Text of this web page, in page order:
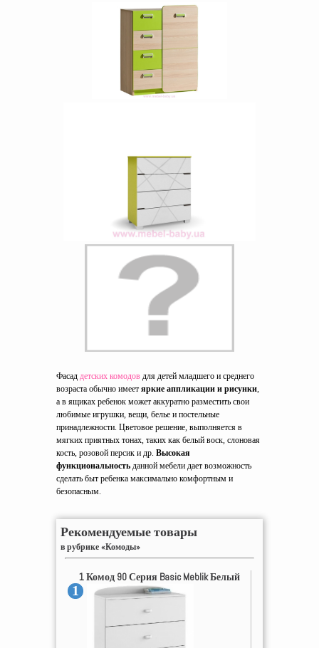
Фасад детских комодов для детей младшего и среднего
возраста обычно имеет яркие аппликации и рисунки,
а в ящиках ребенок может аккуратно разместить свои
любимые игрушки, вещи, белье и постельные
принадлежности. Цветовое решение, выполняется в
мягких приятных тонах, таких как белый воск, слоновая
кость, розовой персик и др. Высокая
функциональность данной мебели дает возможность
сделать быт ребенка максимально комфортным и
безопасным.
Рекомендуемые товары
в рубрике «Комоды»
1 Комод 90 Серия Basic Meblik Белый
1